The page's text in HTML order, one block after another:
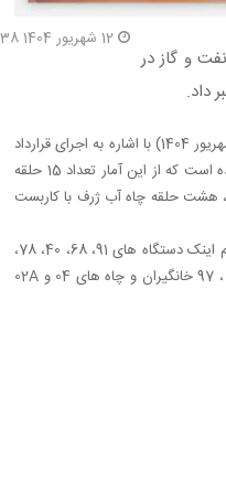
حفر و تکمیل 23 حلقه چاه های نفت و گاز در
داد.
به نقل از روابط عمومی شرکت ملی حفاری ایران، عبدالکریم علی محمدی روز چهارشنبه (12 شهریور 1404) با اشاره به اجرای قرارداد
و توافقنامه فی‌مابین شرکت نفت مناطق مرکزی، گفت: از ابتدای شروع پروژه تا کنون جمعا 23 حلقه چاه تکمیل شده است که از این آمار تعداد 15 حلقه
هشت حلقه چاه آب ژرف با کاربست
علی محمدی با اشاره به اینکه در زمان حاضر حفاری و تکمیل 6 حلقه چاه دیگر در دست اجرا قرار دارد، اظهار کرد: هم اینک دستگاه های 91، 68، 40، 78،
35 و 31 فتح به ترتیب در موقعیت چاه های شماره 4 توس ( درقالب موافقت نامه پنج ساله)، 3 توس ، 07 دانان ، 97 خانگیران و چاه های 04 و 02A